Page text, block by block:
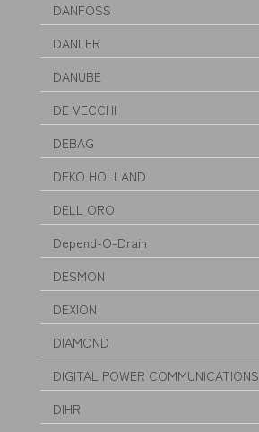
DANFOSS
DANLER
DANUBE
DE VECCHI
DEBAG
DEKO HOLLAND
DELL ORO
Depend-O-Drain
DESMON
DEXION
DIAMOND
DIGITAL POWER COMMUNICATIONS
DIHR